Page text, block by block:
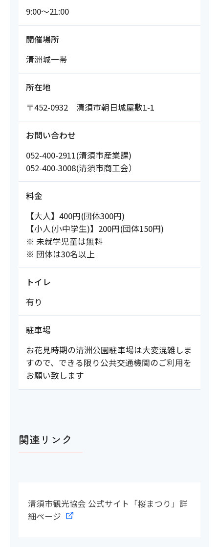
9:00～21:00
開催場所
清洲城一帯
所在地
〒452-0932 清須市朝日城屋敷1-1
お問い合わせ
052-400-2911(清須市産業課)
052-400-3008(清須市商工会）
料金
【大人】400円(団体300円)
【小人(小中学生)】200円(団体150円)
※ 未就学児童は無料
※ 団体は30名以上
トイレ
有り
駐車場
お花見時期の清洲公園駐車場は大変混雑しま
すので、できる限り公共交通機関のご利用を
お願い致します
関連リンク
清須市観光協会 公式サイト「桜まつり」詳
細ページ